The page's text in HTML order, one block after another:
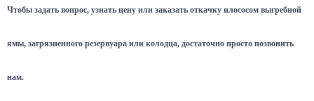
Чтобы задать вопрос, узнать цену или заказать откачку илососом выгребной
ямы, загрязненного резервуара или колодца, достаточно просто позвонить
нам.